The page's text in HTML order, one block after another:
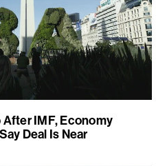
IMF, Economy
Deal Is Near